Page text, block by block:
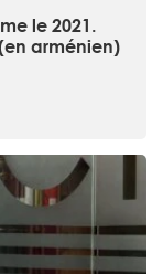
le 2021.
arménien)